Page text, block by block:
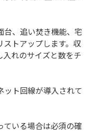
台、追い焚き機能、宅
トアップします。収
れのサイズと数をチ
ット回線が導入されて
ている場合は必須の確